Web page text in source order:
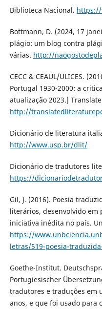
Biblioteca Nacional.
Bottmann, D. (2024, 17
plágio: um blog contra
várias. http://
CECC & CEAUL/ULICES.
Portugal 1930-2000: a
atualização 2023.]
http://
Dicionário de literatura
http://www.usp.br/dlit/
Dicionário de tradutores
https://
Gil, J. (2016). Poesia
literários, desenvolvido em
iniciativa inédita no país.
https://
letras/519-poesia-
Goethe-Institut.
Portugiesischer
tradutores e traduções em
anos, e que foi usado para